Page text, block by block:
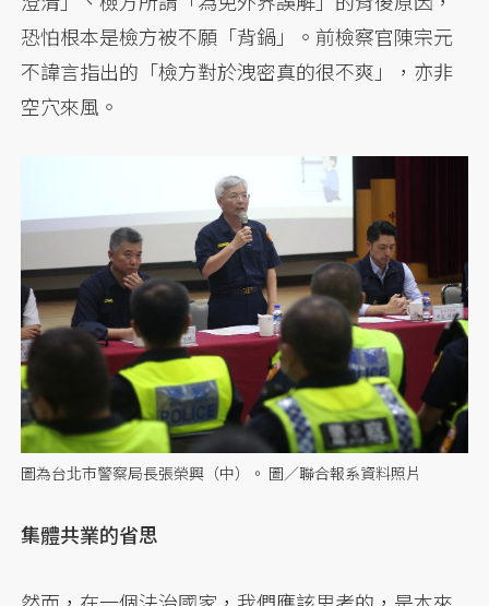
恐怕根本是檢方被不願「背鍋」。前檢察官陳宗元
不諱言指出的「檢方對於洩密真的很不爽」，亦非
空穴來風。
圖為台北市警察局長張榮興（中）。 圖／聯合報系資料照片
集體共業的省思